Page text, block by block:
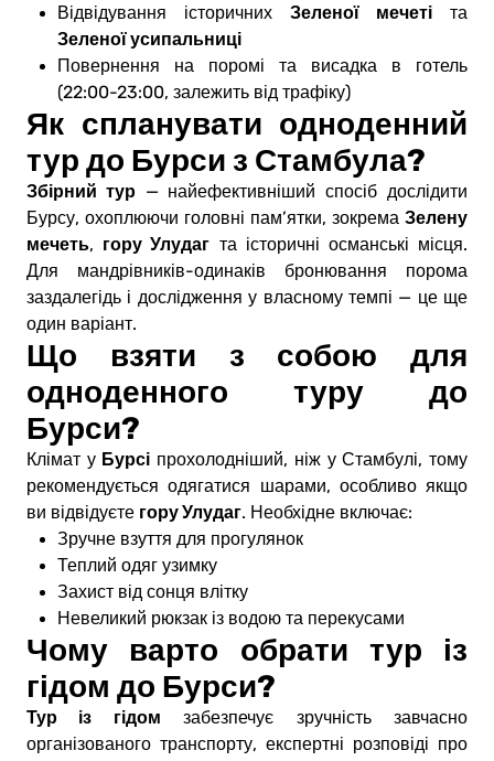
Відвідування історичних Зеленої мечеті та
Зеленої усипальниці
Повернення на поромі та висадка в готель
(22:00-23:00, залежить від трафіку)
Як спланувати одноденний
тур до Бурси з Стамбула?
Збірний тур— найефективніший спосіб дослідити
Бурсу, охоплюючи головні пам’ятки, зокрема Зелену
мечеть, гору Улудаг та історичні османські місця.
Для мандрівників-одинаків бронювання порома
заздалегідь і дослідження у власному темпі — це ще
один варіант.
Що взяти з собою для
одноденного туру до
Бурси?
Клімат у Бурсі прохолодніший, ніж у Стамбулі, тому
рекомендується одягатися шарами, особливо якщо
ви відвідуєте гору Улудаг. Необхідне включає:
Зручне взуття для прогулянок
Теплий одяг узимку
Захист від сонця влітку
Невеликий рюкзак із водою та перекусами
Чому варто обрати тур із
гідом до Бурси?
Тур із гідом забезпечує зручність завчасно
організованого транспорту, експертні розповіді про